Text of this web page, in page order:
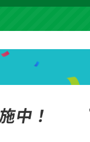
中！